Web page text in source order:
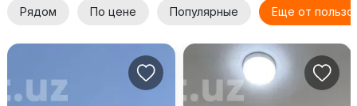
Рядом По цене Популярные Еще от